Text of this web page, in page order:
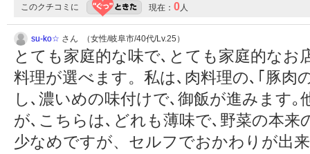
このクチコミに 現在： 0人
su-ko☆ さん （女性/岐阜市/40代/Lv.25）
とても家庭的な味で､とても家庭的なお
料理が選べます。私は､肉料理の､｢豚肉
し､濃いめの味付けで､御飯が進みます
が､こちらは､どれも薄味で､野菜の本来
少なめですが、セルフでおかわりが出